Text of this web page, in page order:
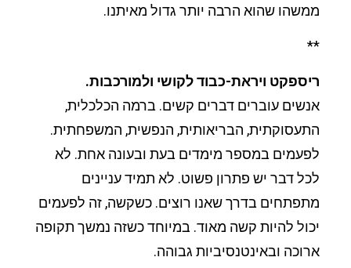
ממשהו שהוא הרבה יותר גדול מאיתנו.
**
ריספקט ויראת-כבוד לקושי ולמורכבות.
אנשים עוברים דברים קשים. ברמה הכלכלית,
התעסוקתית, הבריאותית, הנפשית, המשפחתית.
לפעמים במספר מימדים בעת ובעונה אחת. לא
לכל דבר יש פתרון פשוט. לא תמיד עניינים
מתפתחים בדרך שאנו רוצים. כשקשה, זה לפעמים
יכול להיות קשה מאוד. במיוחד כשזה נמשך תקופה
ארוכה ובאינטנסיביות גבוהה.